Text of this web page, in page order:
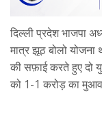
दिल्ली प्रदेश भाजपा
मात्र झूठ बोलो
की सफ़ाई करते हुए दो
को 1-1 करोड़ का